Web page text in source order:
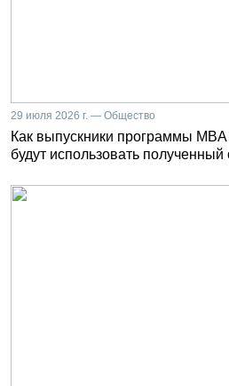
29 июля 2026 г. — Общество
Как выпускники программы MBA
будут использовать